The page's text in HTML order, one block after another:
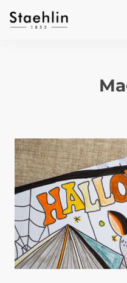
VERANSTALTUNGEN